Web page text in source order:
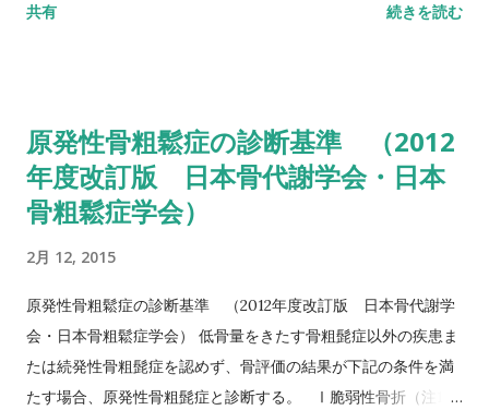
TUG（Timed Up to Go）テスト 方法 肘掛つきの椅子から立
詳しい評価方法はこちら記事を参照して下さい↓ タイムアップ
アンドゴーテスト TUG:Timed Up & Go Test 10m歩行テスト
方法 助走路（各3m）を含めた約16m（直線歩行路）を歩行し、
測する。 カットオフ 24.6秒：屋内歩行 11.6秒：屋外歩行 詳し
い評価方法はこちら記事を参照して下さい↓ 10メートル歩行テ
スト(10MWT)
共有 続きを読む
原発性骨粗鬆症の診断基準 （2012
年度改訂版 日本骨代謝学会・日本
骨粗鬆症学会）
2月 12, 2015
原発性骨粗鬆症の診断基準 （2012年度改訂版 日本骨代謝学
会・日本骨粗鬆症学会） 低骨量をきたす骨粗髭症以外の疾患ま
たは続発性骨粗髭症を認めず、骨評価の結果が下記の条件を満
たす場合、原発性骨粗髭症と診断する。 Ⅰ脆弱性骨折（注1）